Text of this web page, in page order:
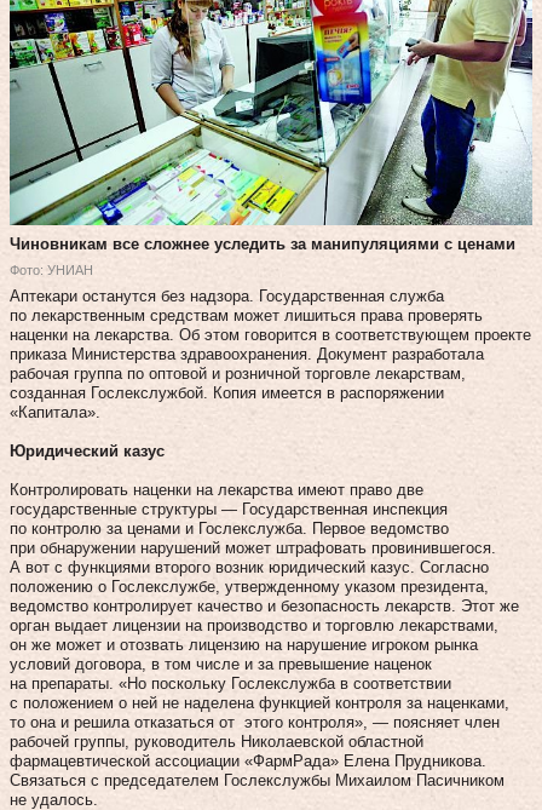
Чиновникам все сложнее уследить за манипуляциями с ценами
Фото: УНИАН
Аптекари останутся без надзора. Государственная служба
по лекарственным средствам может лишиться права проверять
наценки на лекарства. Об этом говорится в соответствующем проекте
приказа Министерства здравоохранения. Документ разработала
рабочая группа по оптовой и розничной торговле лекарствам,
созданная Гослекслужбой. Копия имеется в распоряжении
«Капитала».
Юридический казус
Контролировать наценки на лекарства имеют право две
государственные структуры — Государственная инспекция
по контролю за ценами и Гослекслужба. Первое ведомство
при обнаружении нарушений может штрафовать провинившегося.
А вот с функциями второго возник юридический казус. Согласно
положению о Гослекслужбе, утвержденному указом президента,
ведомство контролирует качество и безопасность лекарств. Этот же
орган выдает лицензии на производство и торговлю лекарствами,
он же может и отозвать лицензию на нарушение игроком рынка
условий договора, в том числе и за превышение наценок
на препараты. «Но поскольку Гослекслужба в соответствии
с положением о ней не наделена функцией контроля за наценками,
то она и решила отказаться от этого контроля», — поясняет член
рабочей группы, руководитель Николаевской областной
фармацевтической ассоциации «ФармРада» Елена Прудникова.
Связаться с председателем Гослекслужбы Михаилом Пасичником
не удалось.